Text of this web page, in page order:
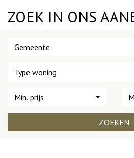
ZOEK IN ONS
Gemeente
Type woning
Min. prijs
ZOEKEN